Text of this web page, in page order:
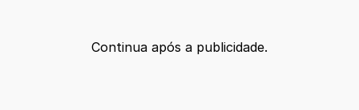
Continua após a publicidade.